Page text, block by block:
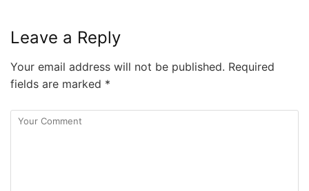
Leave a Reply
Your email address will not be published. Required
fields are marked *